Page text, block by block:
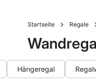
Startseite Regale
Hängeregal